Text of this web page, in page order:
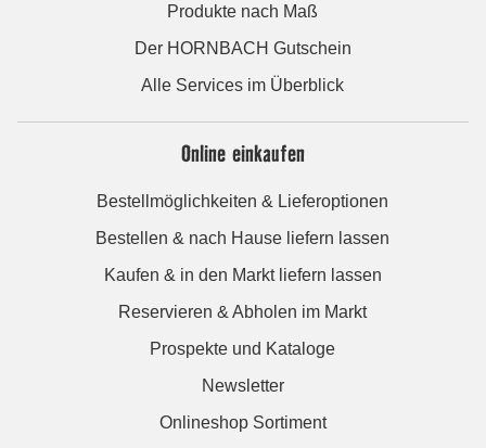
Produkte nach Maß
Der HORNBACH Gutschein
Alle Services im Überblick
Online einkaufen
Bestellmöglichkeiten & Lieferoptionen
Bestellen & nach Hause liefern lassen
Kaufen & in den Markt liefern lassen
Reservieren & Abholen im Markt
Prospekte und Kataloge
Newsletter
Onlineshop Sortiment